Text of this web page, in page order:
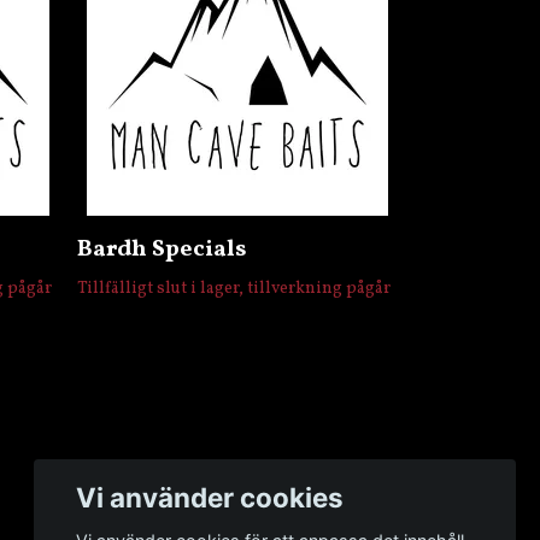
Bardh Specials
Tillfälligt slut i lager, tillverkning pågår
Vi använder cookies